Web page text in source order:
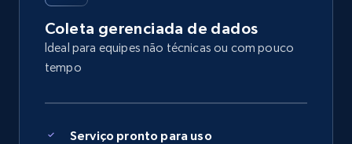
Coleta gerenciada de dados
Ideal para equipes não técnicas ou com pouco
tempo
Serviço pronto para uso